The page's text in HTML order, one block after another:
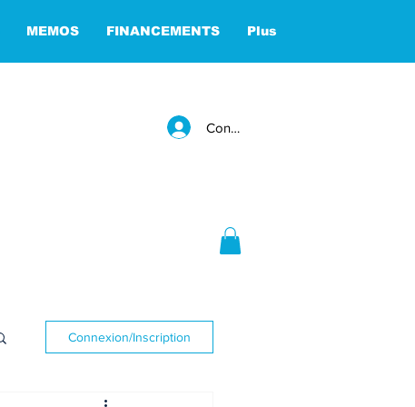
MEMOS FINANCEMENTS Plus
Connexion
Connexion/Inscription